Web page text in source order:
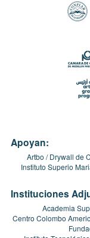
Apoyan:
Artbo Drywall de
Instituto Superio
Instituciones
Academia
Centro Colombo